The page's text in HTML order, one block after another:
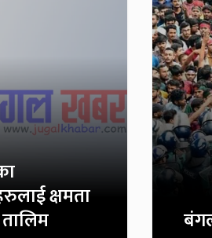
क्षमता